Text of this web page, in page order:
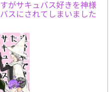
取り理解出来なかった外国語
通に浮気をします。 ※主人公
め。 ※受け達には全員ギャッ
どは貞操観念、倫理観などな
、手足の欠損、視覚障害等の
があります。 ※受け同士の絡
) ※コメディ風味です、あくま
でメインの登場人物名を記し
す。 ×がある場合は性的描写
がサキュバス好きを神様
スにされてしまいました